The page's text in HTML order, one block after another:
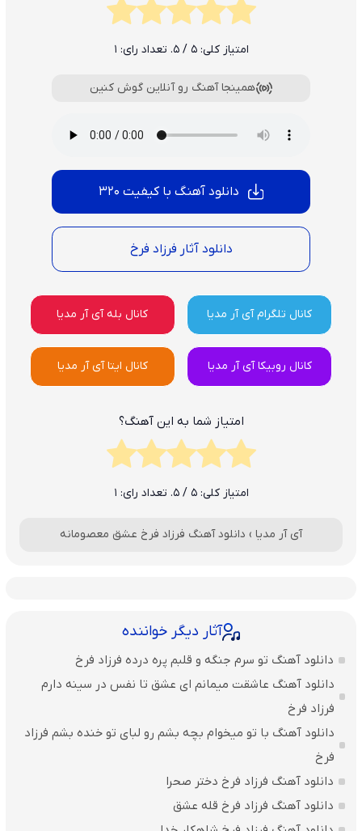
امتیاز کلی:5 / 5. تعداد رای: 1
همینجا آهنگ رو آنلاین گوش کنین
دانلود آهنگ با کیفیت 320
دانلود آثار فرزاد فرخ
کانال تلگرام آی آر مدیا کانال بله آی آر مدیا
کانال روبیکا آی آر مدیا کانال ایتا آی آر مدیا
امتیاز شما به این آهنگ؟
امتیاز کلی:5 / 5. تعداد رای: 1
آی آر مدیا › دانلود آهنگ فرزاد فرخ عشق معصومانه
آثار دیگر خواننده
دانلود آهنگ تو سرم جنگه و قلبم پره درده فرزاد فرخ
دانلود آهنگ عاشقت میمانم ای عشق تا نفس در سینه دارم
فرزاد فرخ
دانلود آهنگ با تو‌ میخوام بچه بشم رو لبای تو خنده بشم فرزاد
فرخ
دانلود آهنگ فرزاد فرخ دختر صحرا
دانلود آهنگ فرزاد فرخ قله عشق